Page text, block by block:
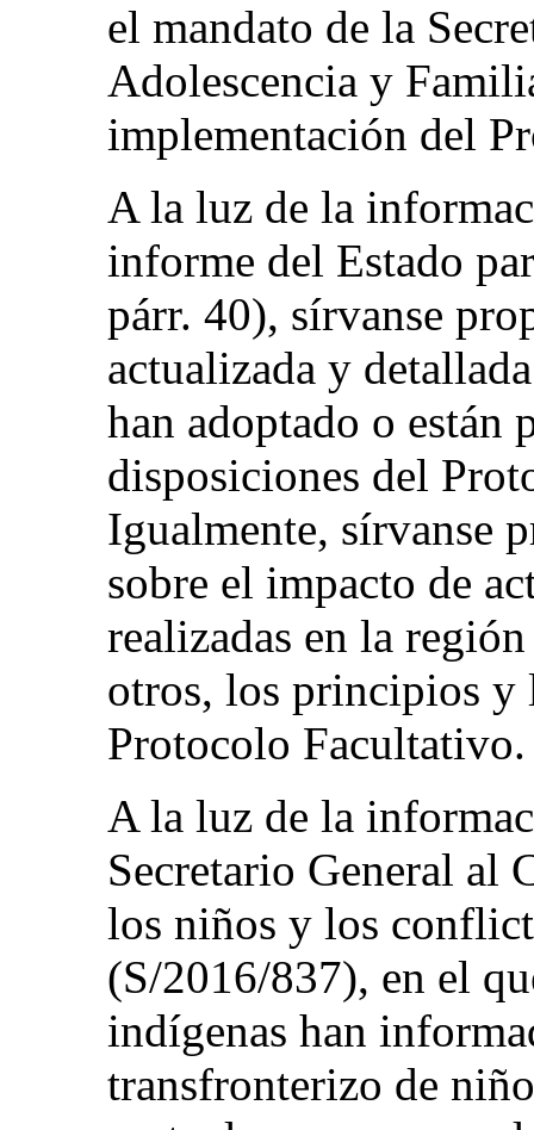
el mandato de la
Adolescencia y
implementación del
A la luz de la
informe del Estado
párr. 40), sírvanse
actualizada y
han adoptado o están
disposiciones del
Igualmente, sírvanse
sobre el impacto de
realizadas en la
otros, los principios y
Protocolo Facultativo.
A la luz de la
Secretario General al
los niños y los
(S/2016/837), en el
indígenas han
transfronterizo de